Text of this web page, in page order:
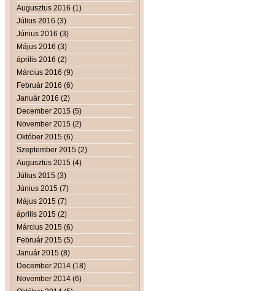
Augusztus 2016 (1)
Július 2016 (3)
Június 2016 (3)
Május 2016 (3)
április 2016 (2)
Március 2016 (9)
Február 2016 (6)
Január 2016 (2)
December 2015 (5)
November 2015 (2)
Október 2015 (6)
Szeptember 2015 (2)
Augusztus 2015 (4)
Július 2015 (3)
Június 2015 (7)
Május 2015 (7)
április 2015 (2)
Március 2015 (6)
Február 2015 (5)
Január 2015 (8)
December 2014 (18)
November 2014 (6)